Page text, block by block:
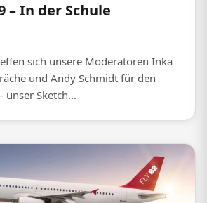
– In der Schule
sich unsere Moderatoren Inka
und Andy Schmidt für den
unser Sketch...